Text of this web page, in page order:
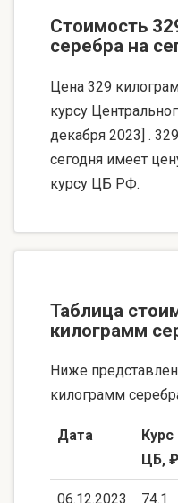
Стоимость
серебра на
Цена 329
курсу
декабря 2023] .
сегодня имеет
курсу ЦБ РФ.
Таблица
килограмм
Ниже
килограмм
Дата
Курс
ЦБ, ₽
06.12.2023 74.1